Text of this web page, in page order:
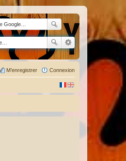
Connexion
M’enregistrer